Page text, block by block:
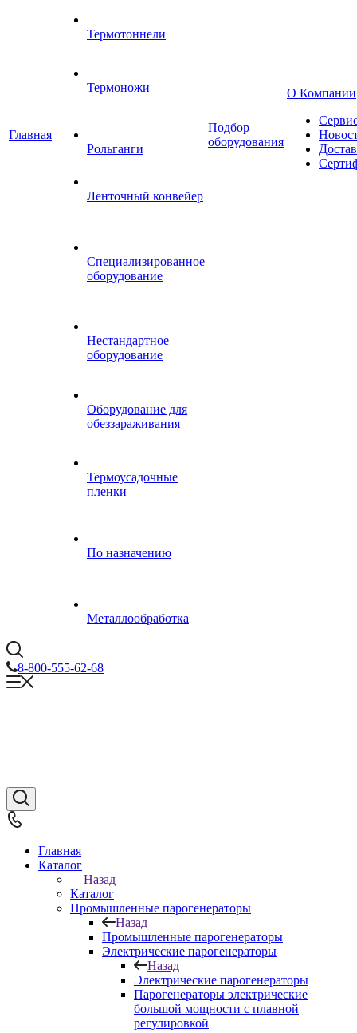
Главная
Термотоннели
Термоножи
Рольганги
Ленточный конвейер
Специализированное
оборудование
Нестандартное
оборудование
Оборудование для
обеззараживания
Термоусадочные
пленки
По назначению
Металлообработка
Подбор
оборудования
О Компании
8-800-555-62-68
Главная
Каталог
Назад
Каталог
Промышленные парогенераторы
Назад
Промышленные парогенераторы
Электрические парогенераторы
Назад
Электрические парогенераторы
Парогенераторы электрические
большой мощности с плавной
регулировкой